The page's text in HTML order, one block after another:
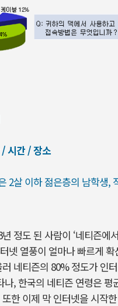
시간 / 장소
2살 이하 젊은층의 남학생,
정도 된 사람이 ‘네티즌에
넷 열풍이 얼마나 빠르게
네티즌의 80% 정도가 인
나, 한국의 네티즌 연령은 평
한 이제 막 인터넷을 시작